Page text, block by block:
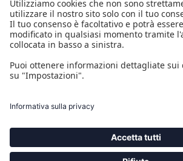
PROGETTI CO/FINANZIATI DAL POR CREO FESR 2014 2020
COMPASS PICKUP INTERFACE
PROGETTO CO/FINANZIATO DAL